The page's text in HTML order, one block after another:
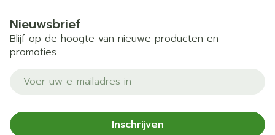
Nieuwsbrief
Blijf op de hoogte van nieuwe producten en
promoties
E-mail adres
Inschrijven